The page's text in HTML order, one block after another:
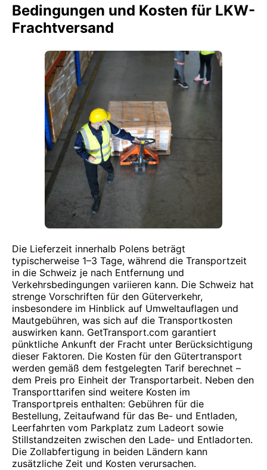
Bedingungen und Kosten für LKW-
Frachtversand
Die Lieferzeit innerhalb Polens beträgt
typischerweise 1–3 Tage, während die Transportzeit
in die Schweiz je nach Entfernung und
Verkehrsbedingungen variieren kann. Die Schweiz hat
strenge Vorschriften für den Güterverkehr,
insbesondere im Hinblick auf Umweltauflagen und
Mautgebühren, was sich auf die Transportkosten
auswirken kann. GetTransport.com garantiert
pünktliche Ankunft der Fracht unter Berücksichtigung
dieser Faktoren. Die Kosten für den Gütertransport
werden gemäß dem festgelegten Tarif berechnet –
dem Preis pro Einheit der Transportarbeit. Neben den
Transporttarifen sind weitere Kosten im
Transportpreis enthalten: Gebühren für die
Bestellung, Zeitaufwand für das Be- und Entladen,
Leerfahrten vom Parkplatz zum Ladeort sowie
Stillstandzeiten zwischen den Lade- und Entladorten.
Die Zollabfertigung in beiden Ländern kann
zusätzliche Zeit und Kosten verursachen.